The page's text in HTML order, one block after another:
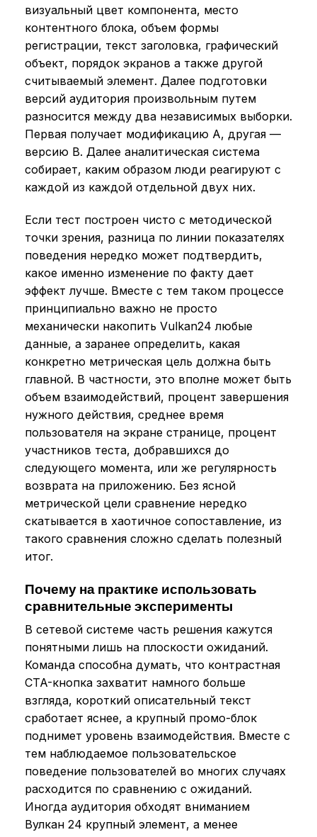
визуальный цвет компонента, место
контентного блока, объем формы
регистрации, текст заголовка, графический
объект, порядок экранов а также другой
считываемый элемент. Далее подготовки
версий аудитория произвольным путем
разносится между два независимых выборки.
Первая получает модификацию A, другая —
версию B. Далее аналитическая система
собирает, каким образом люди реагируют с
каждой из каждой отдельной двух них.
Если тест построен чисто с методической
точки зрения, разница по линии показателях
поведения нередко может подтвердить,
какое именно изменение по факту дает
эффект лучше. Вместе с тем таком процессе
принципиально важно не просто
механически накопить Vulkan24 любые
данные, а заранее определить, какая
конкретно метрическая цель должна быть
главной. В частности, это вполне может быть
объем взаимодействий, процент завершения
нужного действия, среднее время
пользователя на экране странице, процент
участников теста, добравшихся до
следующего момента, или же регулярность
возврата на приложению. Без ясной
метрической цели сравнение нередко
скатывается в хаотичное сопоставление, из
такого сравнения сложно сделать полезный
итог.
Почему на практике использовать
сравнительные эксперименты
В сетевой системе часть решения кажутся
понятными лишь на плоскости ожиданий.
Команда способна думать, что контрастная
CTA-кнопка захватит намного больше
взгляда, короткий описательный текст
сработает яснее, а крупный промо-блок
поднимет уровень взаимодействия. Вместе с
тем наблюдаемое пользовательское
поведение пользователей во многих случаях
расходится по сравнению с ожиданий.
Иногда аудитория обходят вниманием
Вулкан 24 крупный элемент, а менее